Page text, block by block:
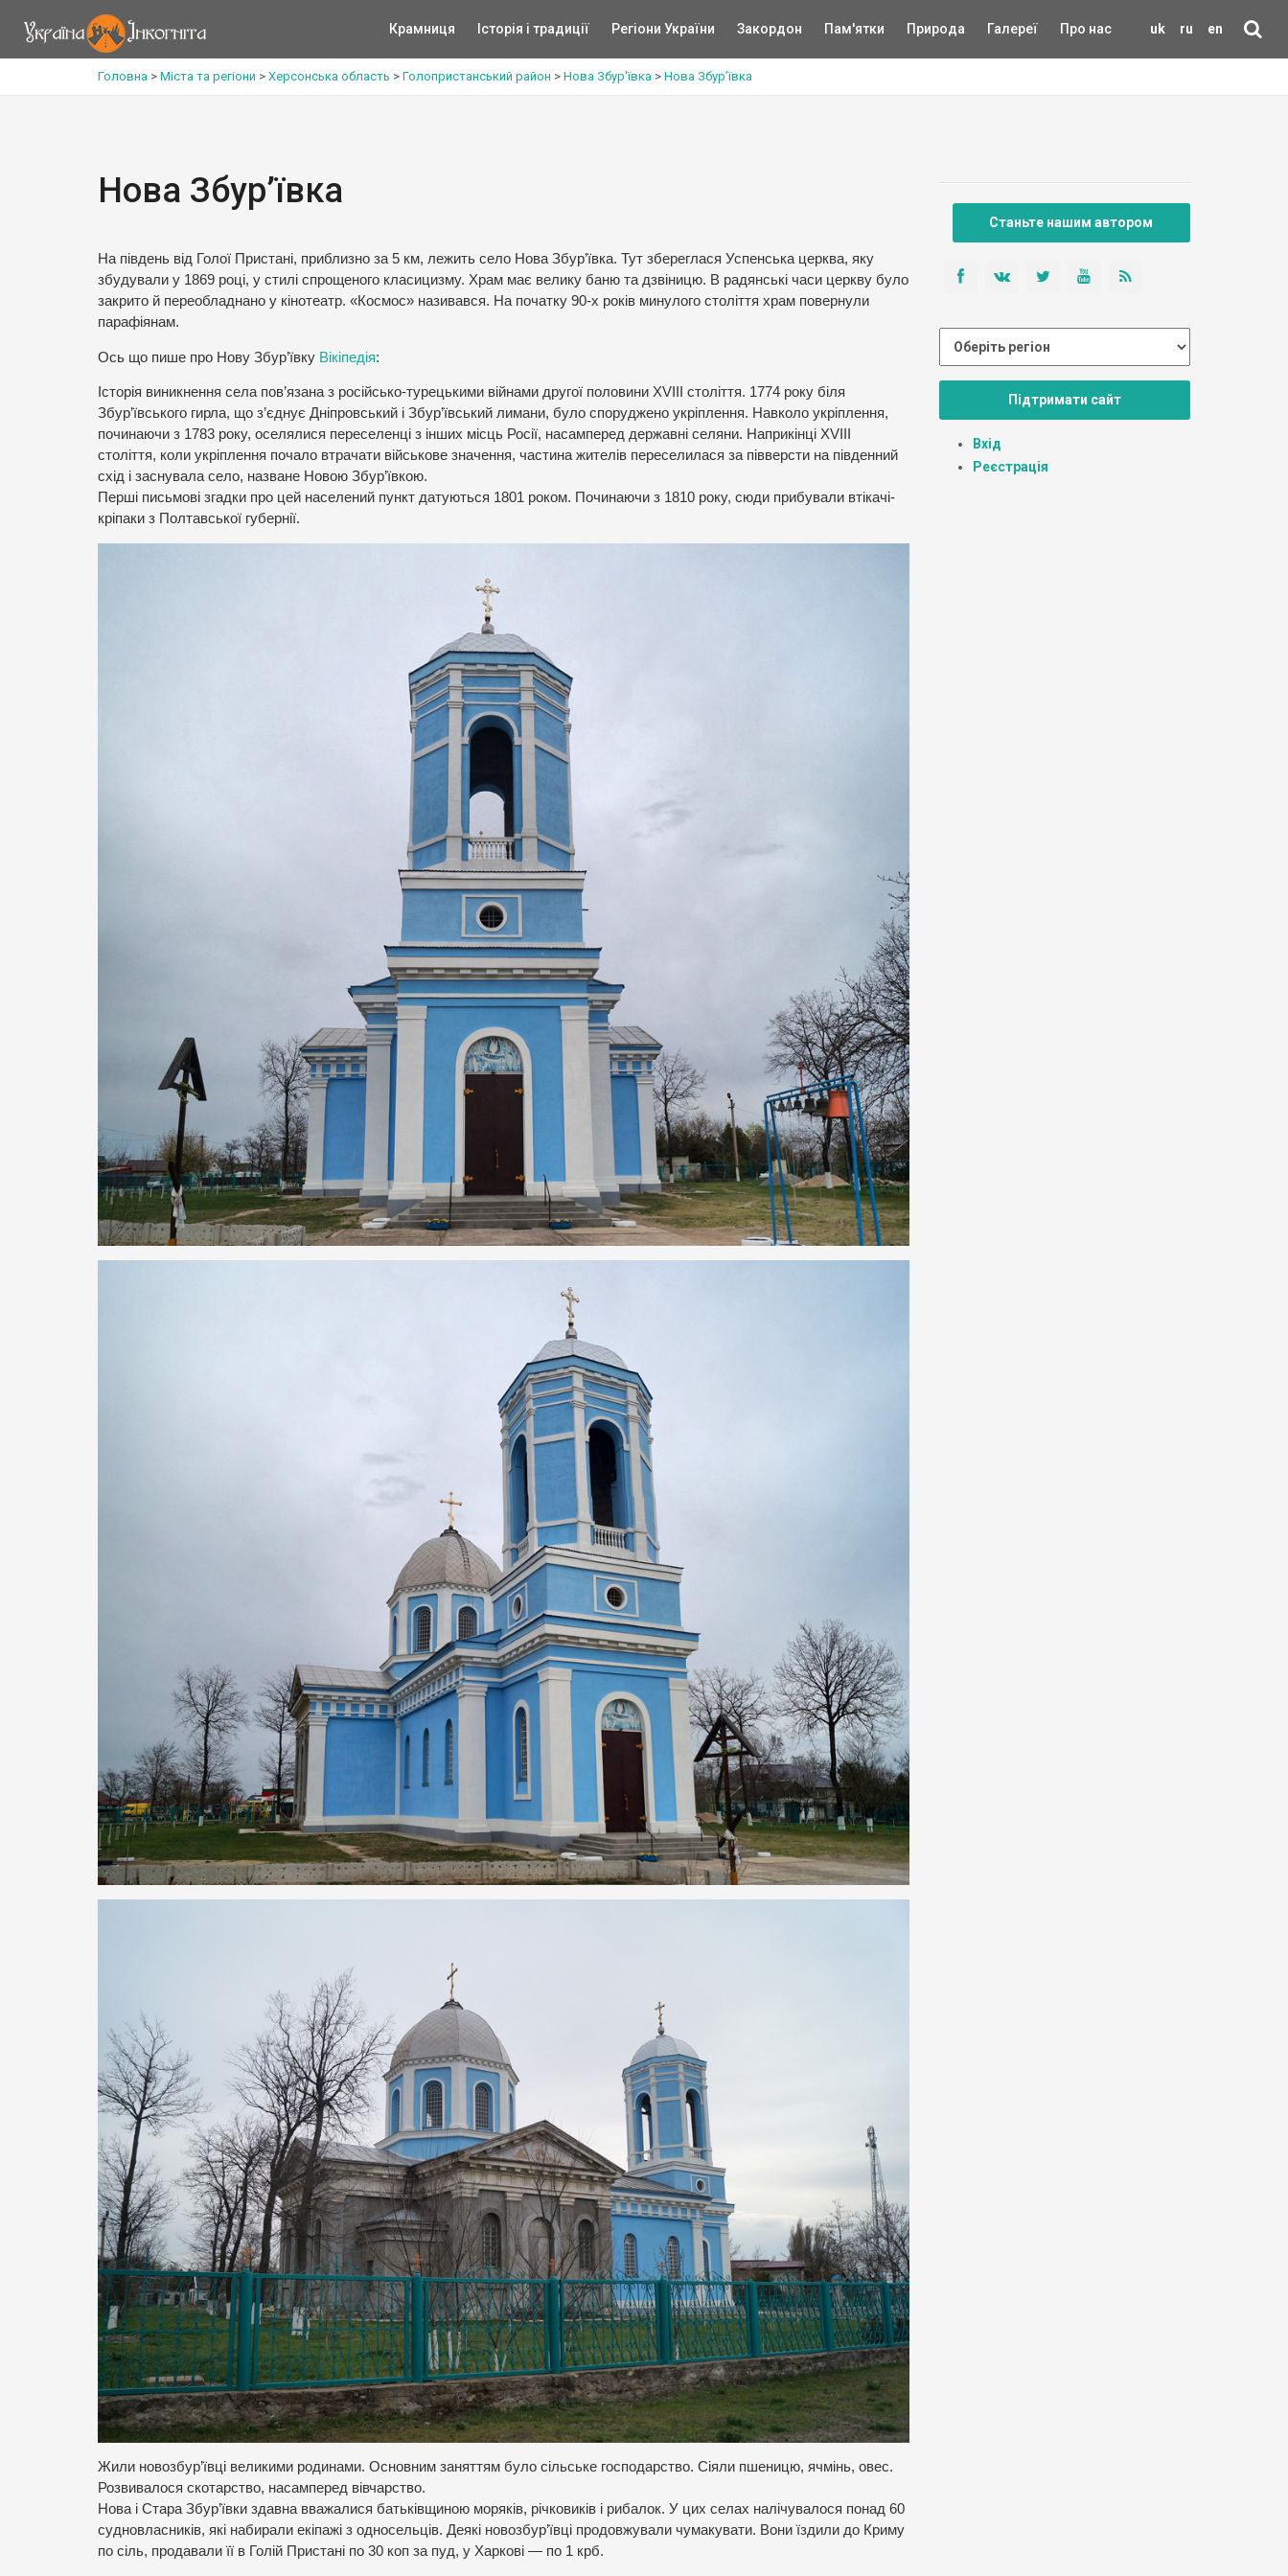
uk ru en
Крамниця Історія і традиції Регіони України Закордон Пам'ятки Природа Галереї Про нас
Головна > Міста та регіони > Херсонська область > Голопристанський район > Нова Збур'ївка > Нова Збур’ївка
Нова Збур’ївка
На південь від Голої Пристані, приблизно за 5 км, лежить село Нова Збур’ївка. Тут збереглася Успенська церква, яку
збудували у 1869 році, у стилі спрощеного класицизму. Храм має велику баню та дзвіницю. В радянські часи церкву було
закрито й переобладнано у кінотеатр. «Космос» називався. На початку 90-х років минулого століття храм повернули
парафіянам.
Ось що пише про Нову Збур’ївку Вікіпедія:
Історія виникнення села пов’язана з російсько-турецькими війнами другої половини XVIII століття. 1774 року біля
Збур’ївського гирла, що з’єднує Дніпровський і Збур’ївський лимани, було споруджено укріплення. Навколо укріплення,
починаючи з 1783 року, оселялися переселенці з інших місць Росії, насамперед державні селяни. Наприкінці XVIII
століття, коли укріплення почало втрачати військове значення, частина жителів переселилася за півверсти на південний
схід і заснувала село, назване Новою Збур’ївкою.
Перші письмові згадки про цей населений пункт датуються 1801 роком. Починаючи з 1810 року, сюди прибували втікачі-
кріпаки з Полтавської губернії.
Жили новозбур’ївці великими родинами. Основним заняттям було сільське господарство. Сіяли пшеницю, ячмінь, овес.
Розвивалося скотарство, насамперед вівчарство.
Нова і Стара Збур’ївки здавна вважалися батьківщиною моряків, річковиків і рибалок. У цих селах налічувалося понад 60
судновласників, які набирали екіпажі з односельців. Деякі новозбур’ївці продовжували чумакувати. Вони їздили до Криму
по сіль, продавали її в Голій Пристані по 30 коп за пуд, у Харкові — по 1 крб.
Станьте нашим автором
Підтримати сайт
Вхід
Реєстрація